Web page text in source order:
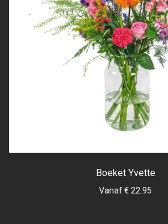
Boeket Yvette
Vanaf € 22.95